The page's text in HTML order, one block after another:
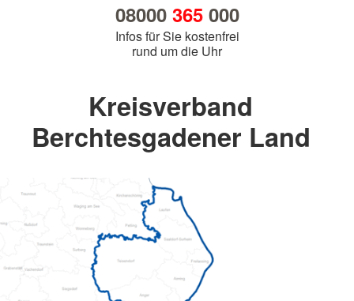
08000 365000
Infos für Sie kostenfrei
rund um die Uhr
Kreisverband
Berchtesgadener Land